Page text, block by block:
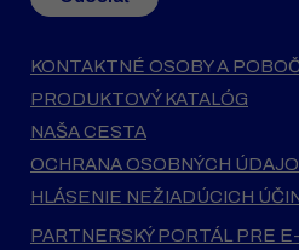
KONTAKTNÉ OSOBY A
PRODUKTOVÝ KATALÓG
NAŠA CESTA
OCHRANA OSOBNÝCH
HLÁSENIE NEŽIADÚCICH
PARTNERSKÝ PORTÁL PRE